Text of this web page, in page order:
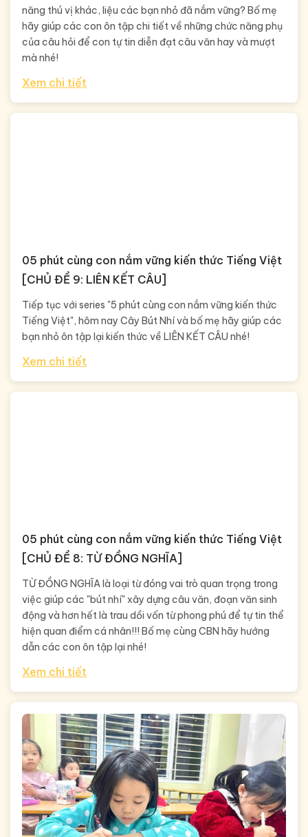
năng thú vị khác, liệu các bạn nhỏ đã nắm vững? Bố mẹ
hãy giúp các con ôn tập chi tiết về những chức năng phụ
của câu hỏi để con tự tin diễn đạt câu văn hay và mượt
mà nhé!
Xem chi tiết
05 phút cùng con nắm vững kiến thức Tiếng Việt
[CHỦ ĐỀ 9: LIÊN KẾT CÂU]
Tiếp tục với series "5 phút cùng con nắm vững kiến thức
Tiếng Việt", hôm nay Cây Bút Nhí và bố mẹ hãy giúp các
bạn nhỏ ôn tập lại kiến thức về LIÊN KẾT CÂU nhé!
Xem chi tiết
05 phút cùng con nắm vững kiến thức Tiếng Việt
[CHỦ ĐỀ 8: TỪ ĐỒNG NGHĨA]
TỪ ĐỒNG NGHĨA là loại từ đóng vai trò quan trọng trong
việc giúp các "bút nhí" xây dựng câu văn, đoạn văn sinh
động và hơn hết là trau dồi vốn từ phong phú để tự tin thể
hiện quan điểm cá nhân!!! Bố mẹ cùng CBN hãy hướng
dẫn các con ôn tập lại nhé!
Xem chi tiết